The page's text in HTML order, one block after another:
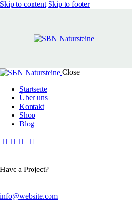
Skip to content Skip to footer
Close
Startseıte
Über uns
Kontakt
Shop
Blog
Have a Project?
info@website.com